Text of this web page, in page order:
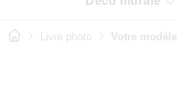
Livre photo Votre modèle